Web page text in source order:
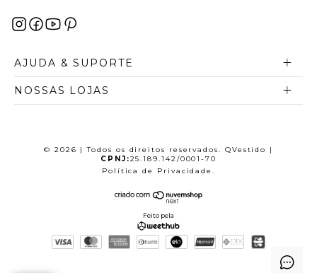
AJUDA & SUPORTE
NOSSAS LOJAS
© 2026 | Todos os direitos reservados. QVestido |
CPNJ:25.189.142/0001-70
Política de Privacidade.
Feito pela